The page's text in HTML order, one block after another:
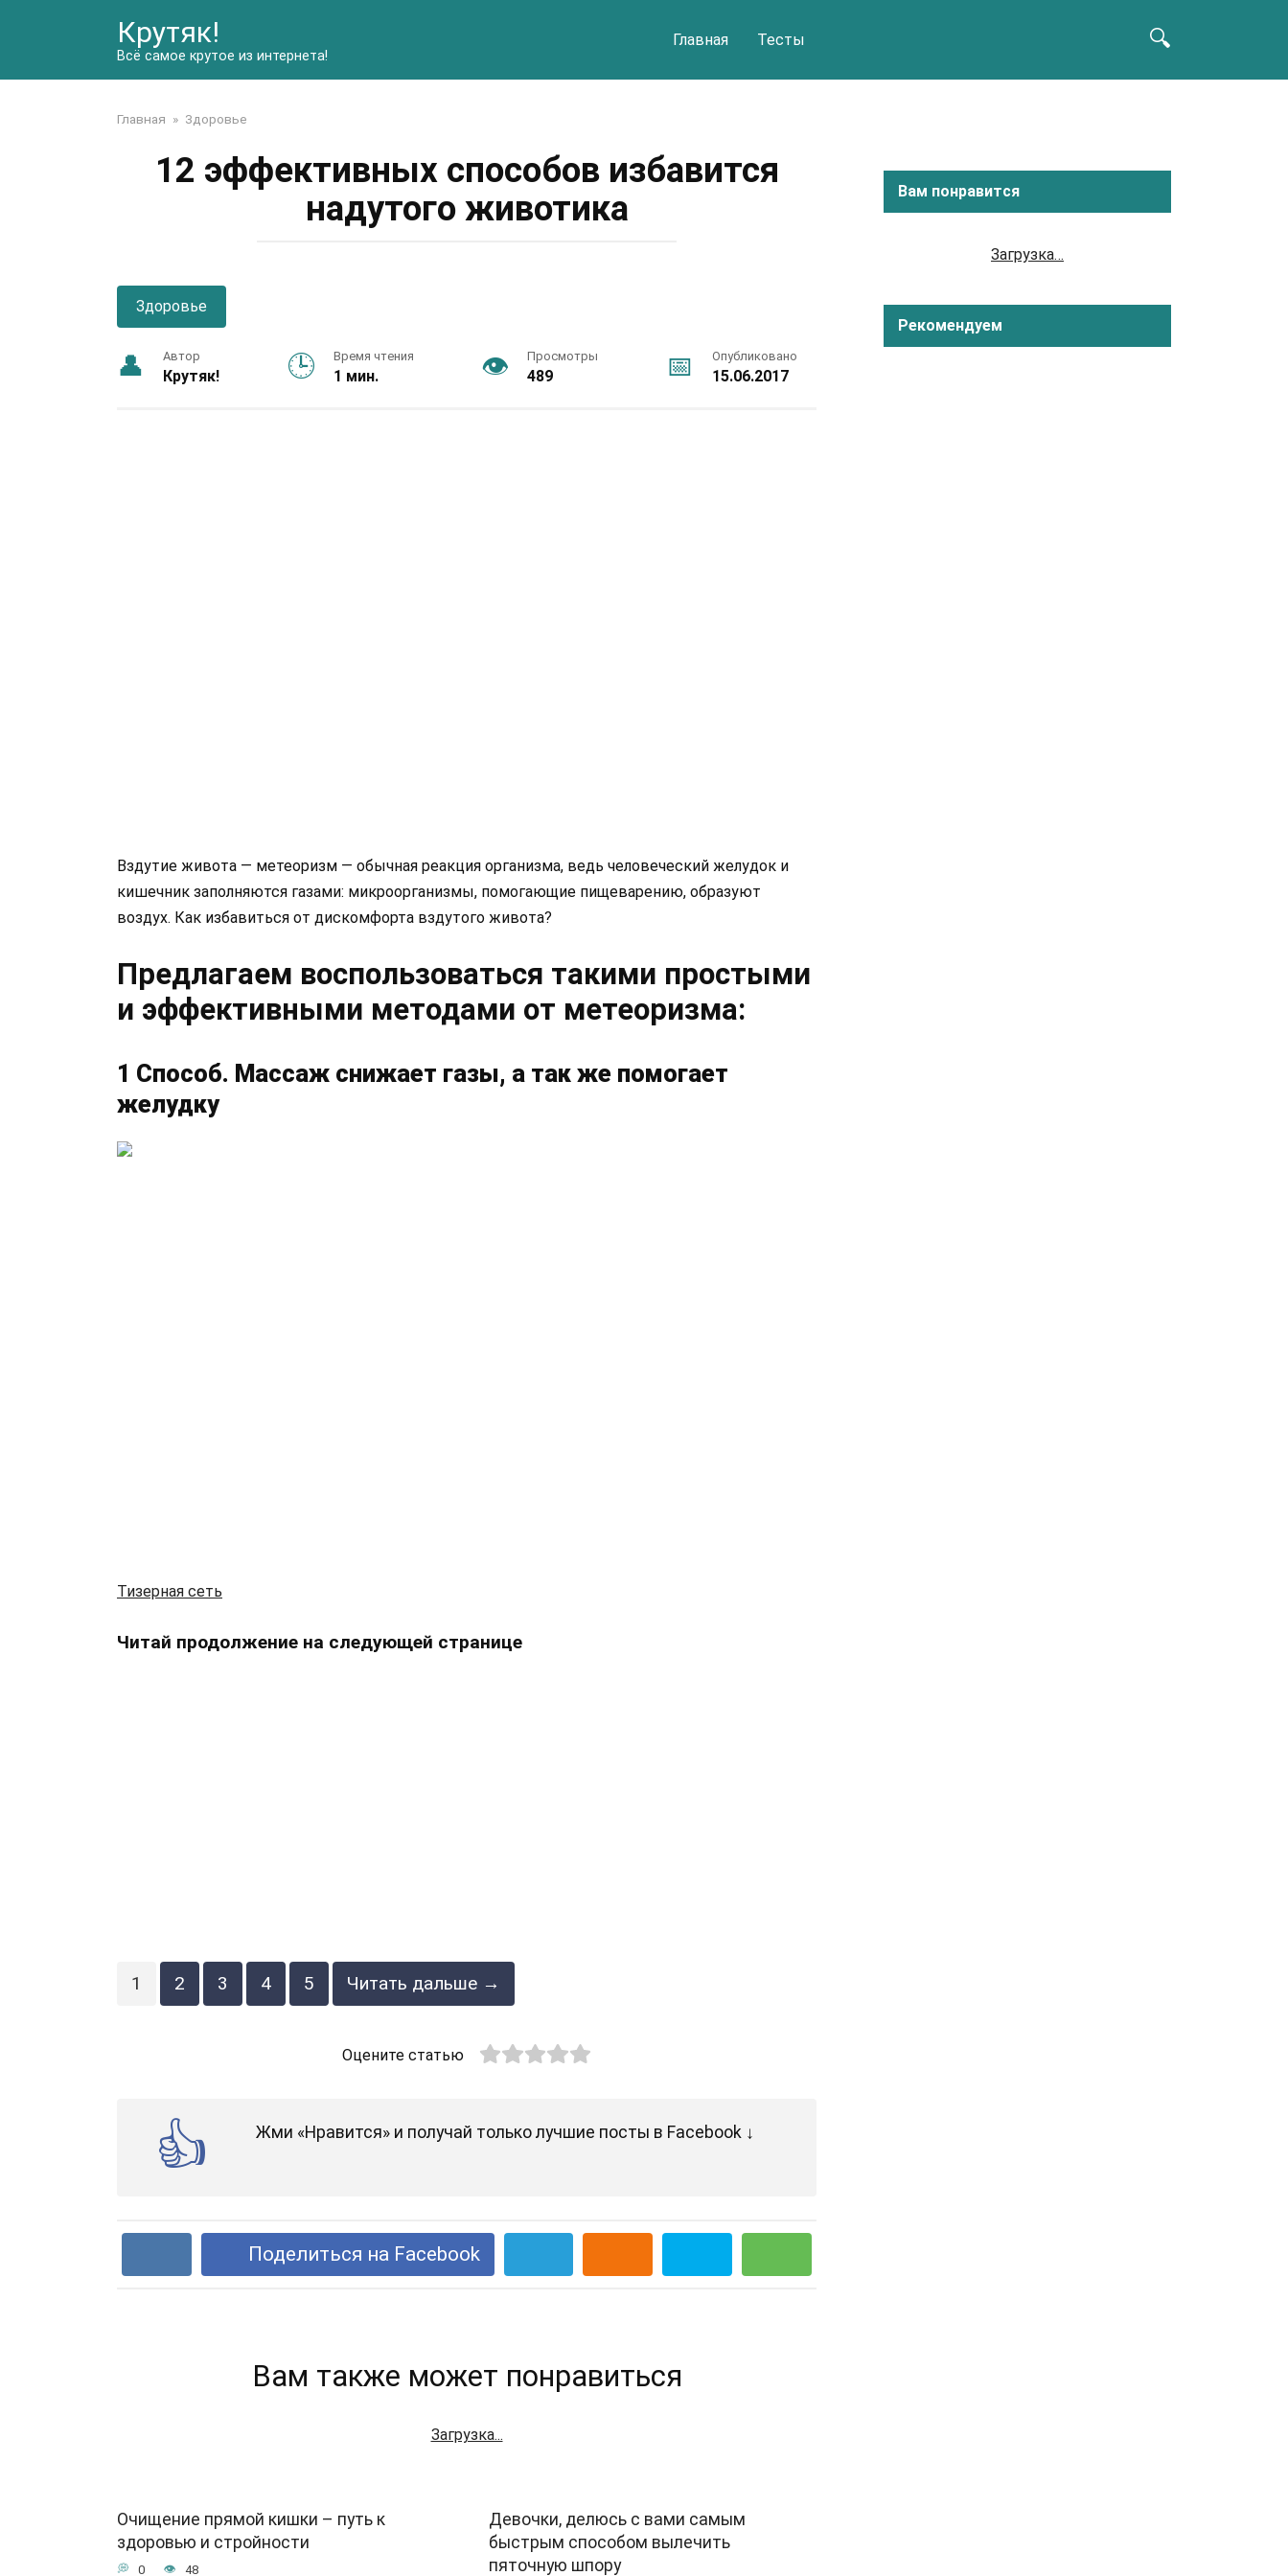
Крутяк!
Всё самое крутое из интернета!
Главная Тесты
Главная » Здоровье
12 эффективных способов избавится
надутого животика
Здоровье
Автор
Крутяк!
Время чтения
1 мин.
Просмотры
489
Опубликовано
15.06.2017
Вздутие живота — метеоризм — обычная реакция организма, ведь человеческий желудок и
кишечник заполняются газами: микроорганизмы, помогающие пищеварению, образуют
воздух. Как избавиться от дискомфорта вздутого живота?
Предлагаем воспользоваться такими простыми
и эффективными методами от метеоризма:
1 Способ. Массаж снижает газы, а так же помогает
желудку
Тизерная сеть
Читай продолжение на следующей странице
1 2 3 4 5 Читать дальше →
Оцените статью
Жми «Нравится» и получай только лучшие посты в Facebook ↓
Поделиться на Facebook
Вам также может понравиться
Загрузка...
Очищение прямой кишки – путь к
здоровью и стройности
0 48
Девочки, делюсь с вами самым
быстрым способом вылечить
пяточную шпору
Вам понравится
Загрузка…
Рекомендуем